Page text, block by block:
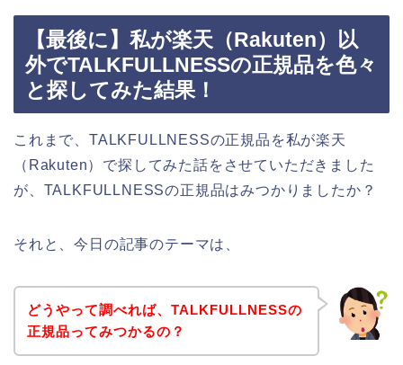
【最後に】私が楽天（Rakuten）以
外でTALKFULLNESSの正規品を色々
と探してみた結果！
これまで、TALKFULLNESSの正規品を私が楽天
（Rakuten）で探してみた話をさせていただきました
が、TALKFULLNESSの正規品はみつかりましたか？
それと、今日の記事のテーマは、
どうやって調べれば、TALKFULLNESSの
正規品ってみつかるの？